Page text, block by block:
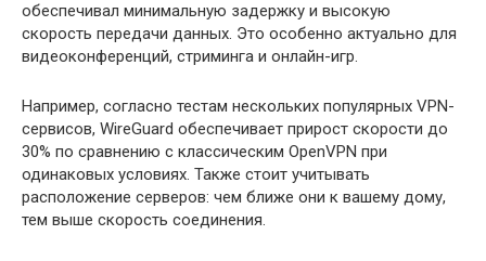
обеспечивал минимальную задержку и высокую
скорость передачи данных. Это особенно актуально для
видеоконференций, стриминга и онлайн-игр.
Например, согласно тестам нескольких популярных VPN-
сервисов, WireGuard обеспечивает прирост скорости до
30% по сравнению с классическим OpenVPN при
одинаковых условиях. Также стоит учитывать
расположение серверов: чем ближе они к вашему дому,
тем выше скорость соединения.